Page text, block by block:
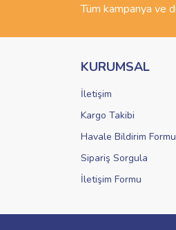
Bu ürüne
Tüm kampanya ve
KURUMSAL
İletişim
Kargo Takibi
Havale Bildirim Formu
Sipariş Sorgula
İletişim Formu